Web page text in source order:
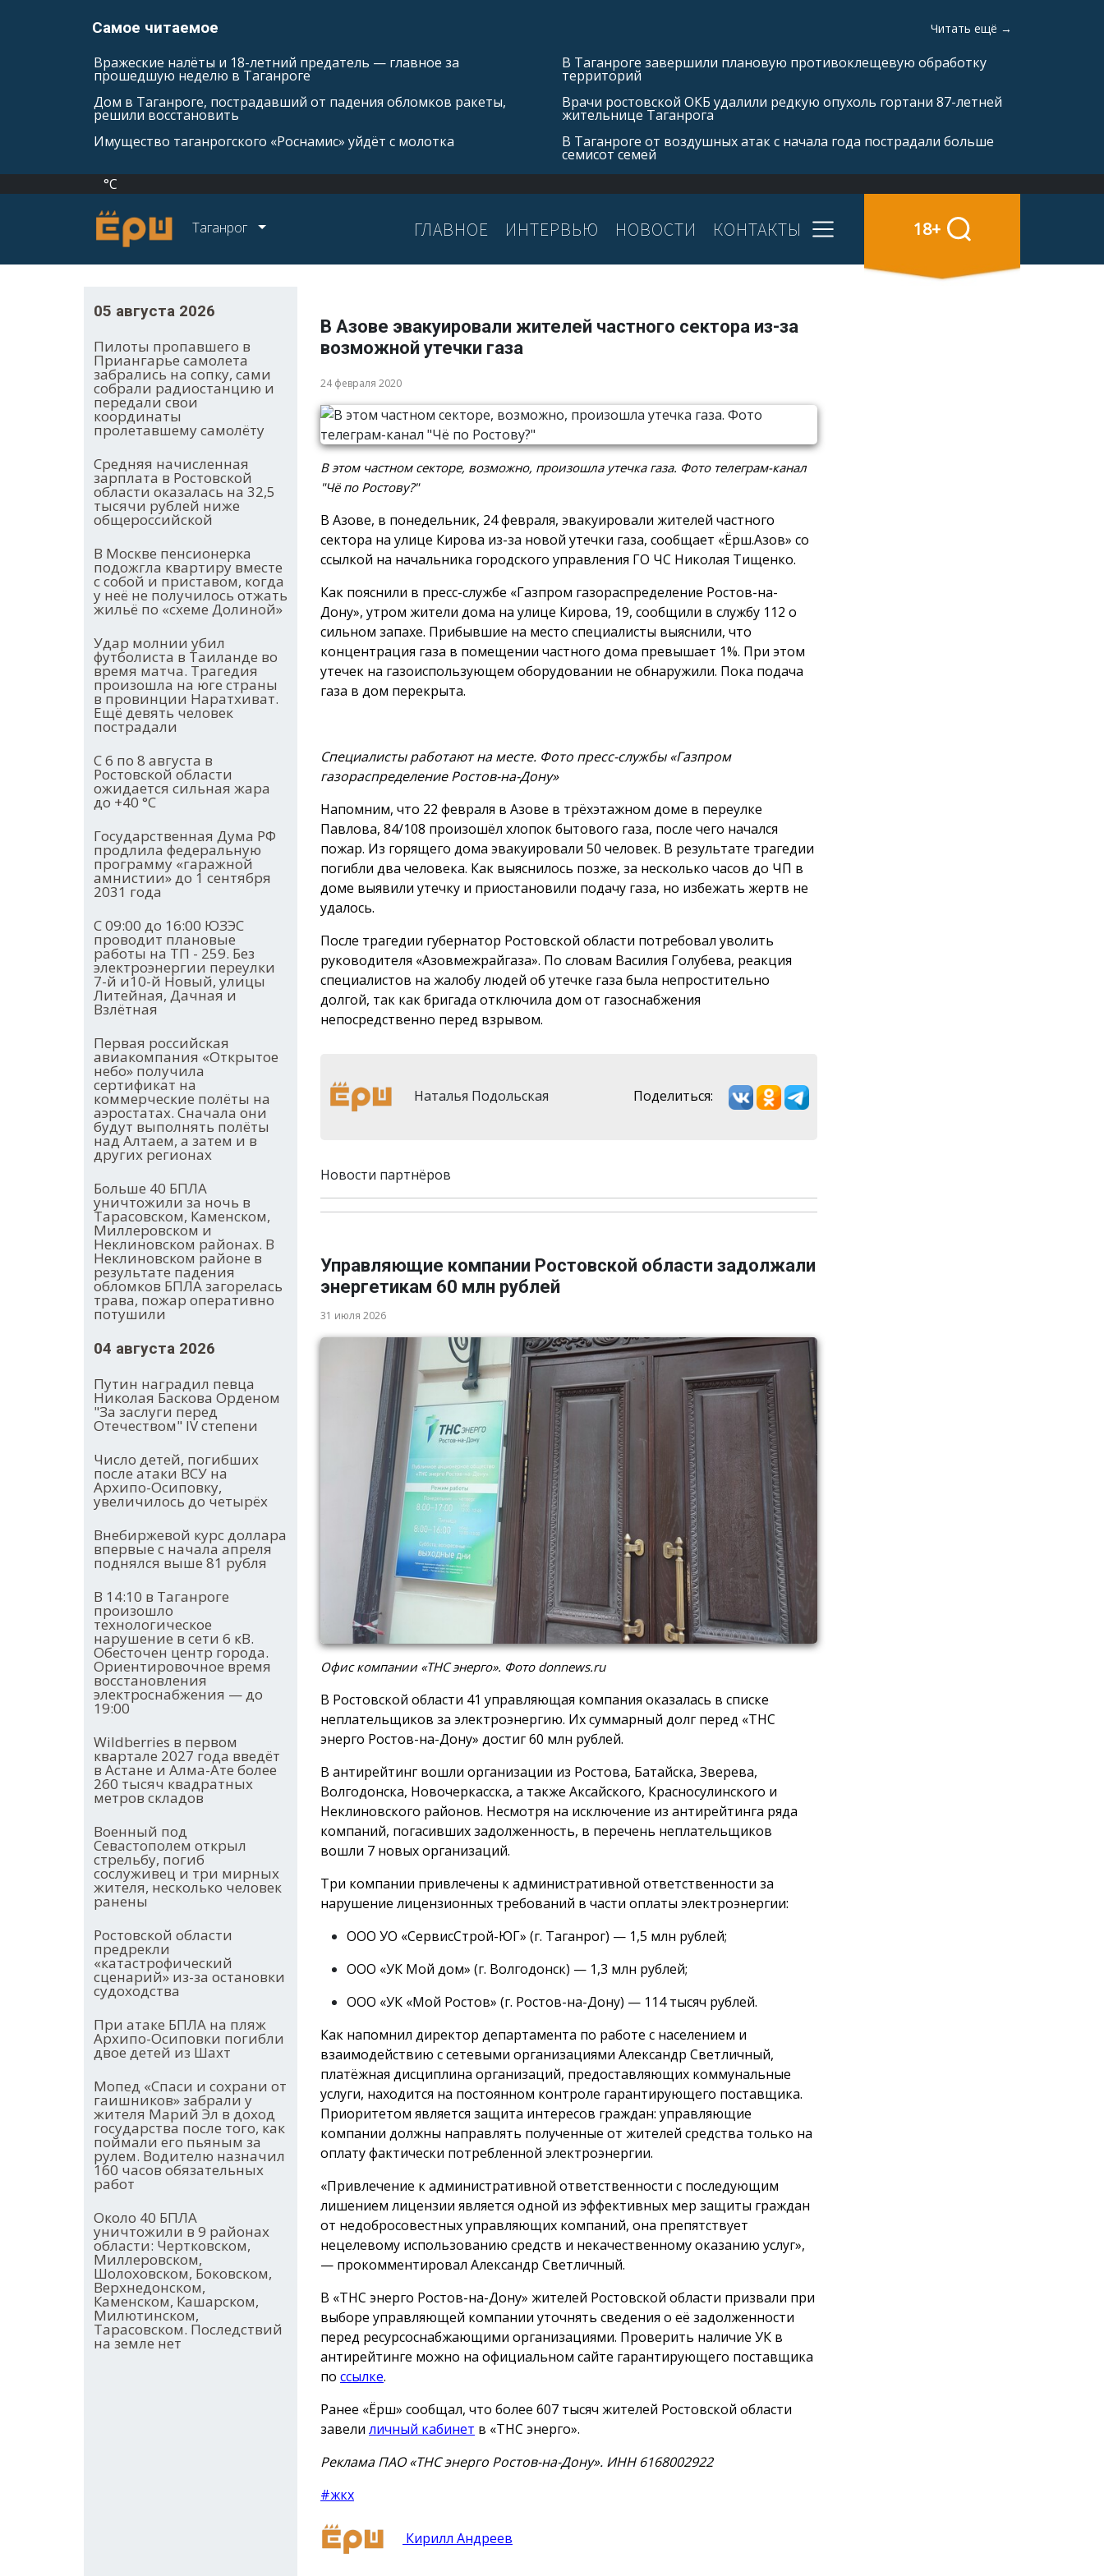
Самое читаемое Читать ещё →
Вражеские налёты и 18-летний предатель — главное за
прошедшую неделю в Таганроге
Дом в Таганроге, пострадавший от падения обломков ракеты,
решили восстановить
Имущество таганрогского «Роснамис» уйдёт с молотка
В Таганроге завершили плановую противоклещевую обработку
территорий
Врачи ростовской ОКБ удалили редкую опухоль гортани 87-летней
жительнице Таганрога
В Таганроге от воздушных атак с начала года пострадали больше
семисот семей
°C
Таганрог ГЛАВНОЕ ИНТЕРВЬЮ НОВОСТИ КОНТАКТЫ 18+
05 августа 2026
Пилоты пропавшего в
Приангарье самолета
забрались на сопку, сами
собрали радиостанцию и
передали свои
координаты
пролетавшему самолёту
Средняя начисленная
зарплата в Ростовской
области оказалась на 32,5
тысячи рублей ниже
общероссийской
В Москве пенсионерка
подожгла квартиру вместе
с собой и приставом, когда
у неё не получилось отжать
жильё по «схеме Долиной»
Удар молнии убил
футболиста в Таиланде во
время матча. Трагедия
произошла на юге страны
в провинции Наратхиват.
Ещё девять человек
пострадали
С 6 по 8 августа в
Ростовской области
ожидается сильная жара
до +40 °С
Государственная Дума РФ
продлила федеральную
программу «гаражной
амнистии» до 1 сентября
2031 года
С 09:00 до 16:00 ЮЗЭС
проводит плановые
работы на ТП - 259. Без
электроэнергии переулки
7-й и10-й Новый, улицы
Литейная, Дачная и
Взлётная
Первая российская
авиакомпания «Открытое
небо» получила
сертификат на
коммерческие полёты на
аэростатах. Сначала они
будут выполнять полёты
над Алтаем, а затем и в
других регионах
Больше 40 БПЛА
уничтожили за ночь в
Тарасовском, Каменском,
Миллеровском и
Неклиновском районах. В
Неклиновском районе в
результате падения
обломков БПЛА загорелась
трава, пожар оперативно
потушили
04 августа 2026
Путин наградил певца
Николая Баскова Орденом
"За заслуги перед
Отечеством" IV степени
Число детей, погибших
после атаки ВСУ на
Архипо-Осиповку,
увеличилось до четырёх
Внебиржевой курс доллара
впервые с начала апреля
поднялся выше 81 рубля
В 14:10 в Таганроге
произошло
технологическое
нарушение в сети 6 кВ.
Обесточен центр города.
Ориентировочное время
восстановления
электроснабжения — до
19:00
Wildberries в первом
квартале 2027 года введёт
в Астане и Алма-Ате более
260 тысяч квадратных
метров складов
Военный под
Севастополем открыл
стрельбу, погиб
сослуживец и три мирных
жителя, несколько человек
ранены
Ростовской области
предрекли
«катастрофический
сценарий» из-за остановки
судоходства
При атаке БПЛА на пляж
Архипо-Осиповки погибли
двое детей из Шахт
Мопед «Спаси и сохрани от
гаишников» забрали у
жителя Марий Эл в доход
государства после того, как
поймали его пьяным за
рулем. Водителю назначил
160 часов обязательных
работ
Около 40 БПЛА
уничтожили в 9 районах
области: Чертковском,
Миллеровском,
Шолоховском, Боковском,
Верхнедонском,
Каменском, Кашарском,
Милютинском,
Тарасовском. Последствий
на земле нет
В Азове эвакуировали жителей частного сектора из-за
возможной утечки газа
24 февраля 2020
В этом частном секторе, возможно, произошла утечка газа. Фото телеграм-канал
"Чё по Ростову?"
В Азове, в понедельник, 24 февраля, эвакуировали жителей частного
сектора на улице Кирова из-за новой утечки газа, сообщает «Ёрш.Азов» со
ссылкой на начальника городского управления ГО ЧС Николая Тищенко.
Как пояснили в пресс-службе «Газпром газораспределение Ростов-на-
Дону», утром жители дома на улице Кирова, 19, сообщили в службу 112 о
сильном запахе. Прибывшие на место специалисты выяснили, что
концентрация газа в помещении частного дома превышает 1%. При этом
утечек на газоиспользующем оборудовании не обнаружили. Пока подача
газа в дом перекрыта.
Специалисты работают на месте. Фото пресс-службы «Газпром
газораспределение Ростов-на-Дону»
Напомним, что 22 февраля в Азове в трёхэтажном доме в переулке
Павлова, 84/108 произошёл хлопок бытового газа, после чего начался
пожар. Из горящего дома эвакуировали 50 человек. В результате трагедии
погибли два человека. Как выяснилось позже, за несколько часов до ЧП в
доме выявили утечку и приостановили подачу газа, но избежать жертв не
удалось.
После трагедии губернатор Ростовской области потребовал уволить
руководителя «Азовмежрайгаза». По словам Василия Голубева, реакция
специалистов на жалобу людей об утечке газа была непростительно
долгой, так как бригада отключила дом от газоснабжения
непосредственно перед взрывом.
Наталья Подольская Поделиться:
Новости партнёров
Управляющие компании Ростовской области задолжали
энергетикам 60 млн рублей
31 июля 2026
Офис компании «ТНС энерго». Фото donnews.ru
В Ростовской области 41 управляющая компания оказалась в списке
неплательщиков за электроэнергию. Их суммарный долг перед «ТНС
энерго Ростов-на-Дону» достиг 60 млн рублей.
В антирейтинг вошли организации из Ростова, Батайска, Зверева,
Волгодонска, Новочеркасска, а также Аксайского, Красносулинского и
Неклиновского районов. Несмотря на исключение из антирейтинга ряда
компаний, погасивших задолженность, в перечень неплательщиков
вошли 7 новых организаций.
Три компании привлечены к административной ответственности за
нарушение лицензионных требований в части оплаты электроэнергии:
ООО УО «СервисСтрой-ЮГ» (г. Таганрог) — 1,5 млн рублей;
ООО «УК Мой дом» (г. Волгодонск) — 1,3 млн рублей;
ООО «УК «Мой Ростов» (г. Ростов-на-Дону) — 114 тысяч рублей.
Как напомнил директор департамента по работе с населением и
взаимодействию с сетевыми организациями Александр Светличный,
платёжная дисциплина организаций, предоставляющих коммунальные
услуги, находится на постоянном контроле гарантирующего поставщика.
Приоритетом является защита интересов граждан: управляющие
компании должны направлять полученные от жителей средства только на
оплату фактически потребленной электроэнергии.
«Привлечение к административной ответственности с последующим
лишением лицензии является одной из эффективных мер защиты граждан
от недобросовестных управляющих компаний, она препятствует
нецелевому использованию средств и некачественному оказанию услуг»,
— прокомментировал Александр Светличный.
В «ТНС энерго Ростов-на-Дону» жителей Ростовской области призвали при
выборе управляющей компании уточнять сведения о её задолженности
перед ресурсоснабжающими организациями. Проверить наличие УК в
антирейтинге можно на официальном сайте гарантирующего поставщика
по ссылке.
Ранее «Ёрш» сообщал, что более 607 тысяч жителей Ростовской области
завели личный кабинет в «ТНС энерго».
Реклама ПАО «ТНС энерго Ростов-на-Дону». ИНН 6168002922
#жкх
Кирилл Андреев